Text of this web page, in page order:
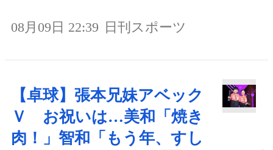
08月09日 22:39 日刊スポーツ
【卓球】張本兄妹アベック
Ｖ お祝いは…美和「焼き
肉！」智和「もう年、すし